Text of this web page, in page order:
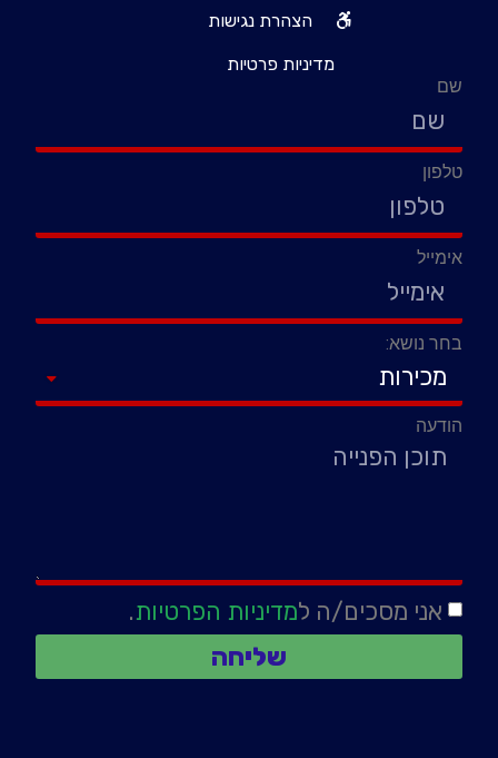
הצהרת נגישות
מדיניות פרטיות
שם
טלפון
אימייל
בחר נושא:
הודעה
אני מסכים/ה למדיניות הפרטיות.
שליחה